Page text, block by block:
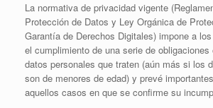
La normativa de privacidad vigente
Protección de Datos y Ley Orgánica de
Garantía de Derechos Digitales) impone a
el cumplimiento de una serie de
datos personales que traten (aún más si los
son de menores de edad) y prevé
aquellos casos en que se confirme su